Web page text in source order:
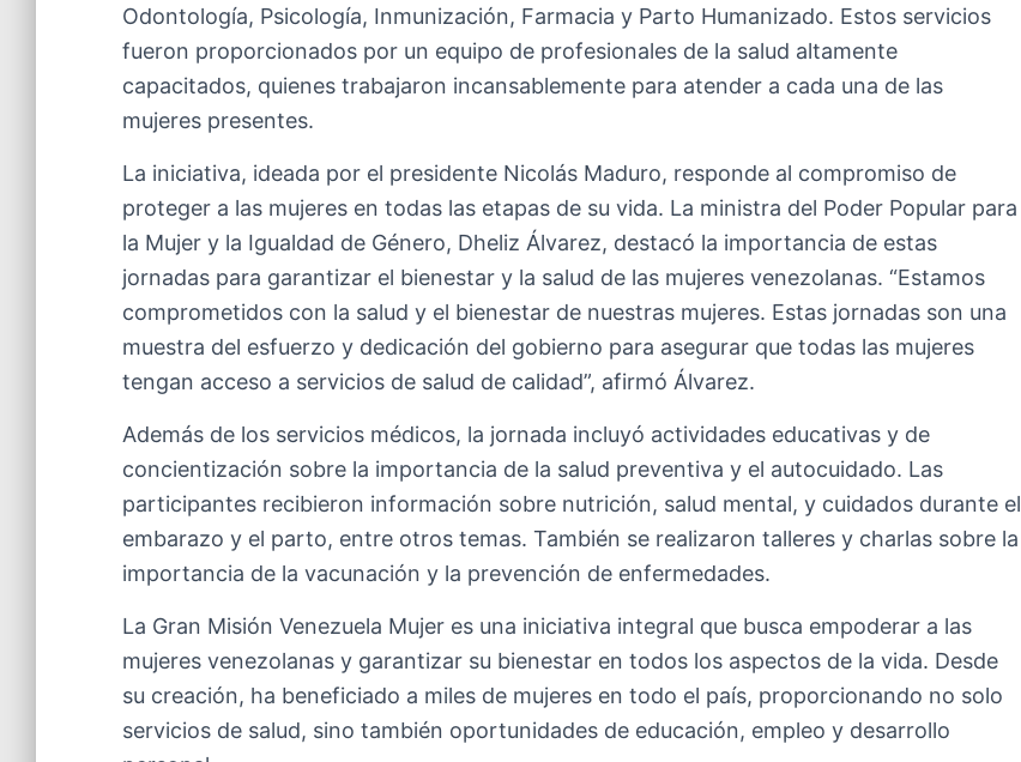
Odontología, Psicología, Inmunización, Farmacia y Parto Humanizado. Estos servicios
fueron proporcionados por un equipo de profesionales de la salud altamente
capacitados, quienes trabajaron incansablemente para atender a cada una de las
mujeres presentes.
La iniciativa, ideada por el presidente Nicolás Maduro, responde al compromiso de
proteger a las mujeres en todas las etapas de su vida. La ministra del Poder Popular para
la Mujer y la Igualdad de Género, Dheliz Álvarez, destacó la importancia de estas
jornadas para garantizar el bienestar y la salud de las mujeres venezolanas. “Estamos
comprometidos con la salud y el bienestar de nuestras mujeres. Estas jornadas son una
muestra del esfuerzo y dedicación del gobierno para asegurar que todas las mujeres
tengan acceso a servicios de salud de calidad”, afirmó Álvarez.
Además de los servicios médicos, la jornada incluyó actividades educativas y de
concientización sobre la importancia de la salud preventiva y el autocuidado. Las
participantes recibieron información sobre nutrición, salud mental, y cuidados durante el
embarazo y el parto, entre otros temas. También se realizaron talleres y charlas sobre la
importancia de la vacunación y la prevención de enfermedades.
La Gran Misión Venezuela Mujer es una iniciativa integral que busca empoderar a las
mujeres venezolanas y garantizar su bienestar en todos los aspectos de la vida. Desde
su creación, ha beneficiado a miles de mujeres en todo el país, proporcionando no solo
servicios de salud, sino también oportunidades de educación, empleo y desarrollo